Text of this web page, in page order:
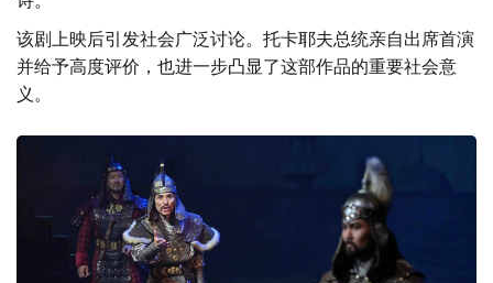
该剧上映后引发社会广泛讨论。托卡耶夫总统亲自出席首演
并给予高度评价，也进一步凸显了这部作品的重要社会意
义。